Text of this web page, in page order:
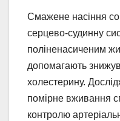
Смажене насіння
серцево-судинну
поліненасиченим
допомагають
холестерину.
помірне вживання
контролю